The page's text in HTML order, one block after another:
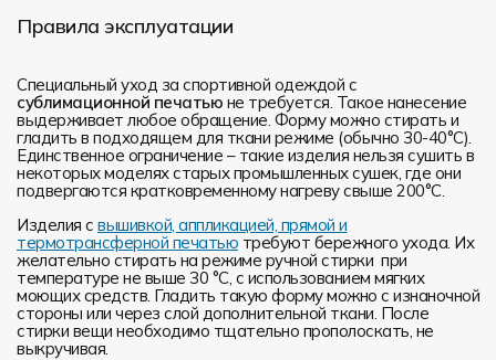
Правила эксплуатации
Специальный уход за спортивной одеждой с
сублимационной печатью не требуется. Такое нанесение
выдерживает любое обращение. Форму можно стирать и
гладить в подходящем для ткани режиме (обычно 30-40°С).
Единственное ограничение – такие изделия нельзя сушить в
некоторых моделях старых промышленных сушек, где они
подвергаются кратковременному нагреву свыше 200°С.
Изделия с вышивкой, аппликацией, прямой и
термотрансферной печатью требуют бережного ухода. Их
желательно стирать на режиме ручной стирки при
температуре не выше 30 °C, с использованием мягких
моющих средств. Гладить такую форму можно с изнаночной
стороны или через слой дополнительной ткани. После
стирки вещи необходимо тщательно прополоскать, не
выкручивая.